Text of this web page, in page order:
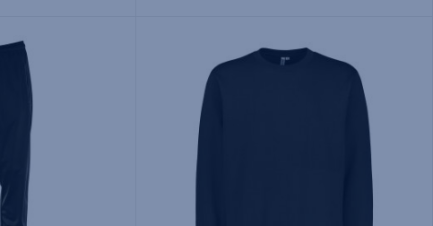
s